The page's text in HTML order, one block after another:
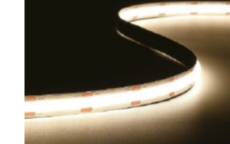
ESTE
TIENE
MÚLTIPLES
VARIANTES.
LAS
OPCIONES
SE
PUEDEN
ELEGIR